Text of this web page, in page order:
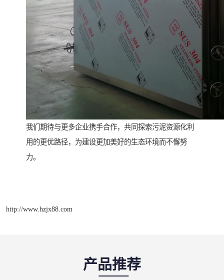
我们期待与更多企业携手合作，共同探索污泥资源化利
用的更优路径，为建设更加美好的生态环境而不懈努
力。
http://www.hzjx88.com
产品推荐